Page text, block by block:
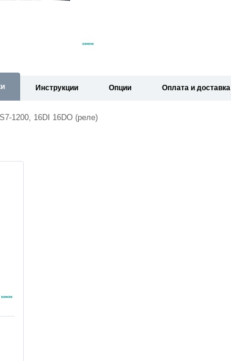
Инструкции Опции Оплата и доставка
1200, 16DI 16DO (реле)